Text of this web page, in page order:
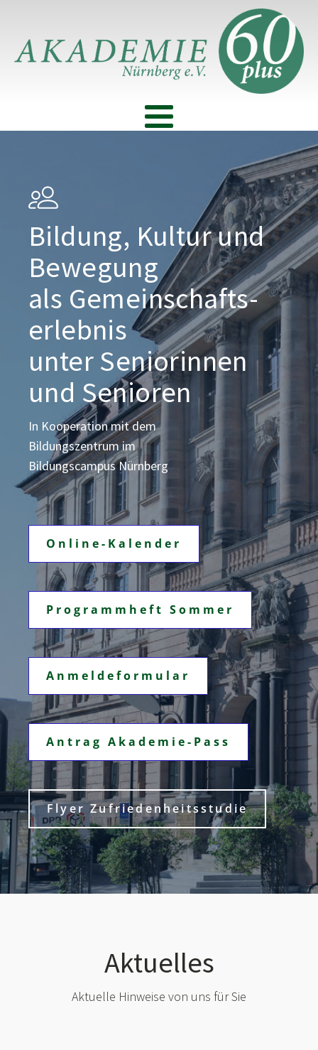
Bildung, Kultur und
Bewegung
als Gemeinschafts­
erlebnis
unter Seniorinnen
und Senioren
In Kooperation mit dem
Bildungszentrumim
Bildungscampus Nürnberg
Online-Kalender
Programmheft Sommer
Anmeldeformular
Antrag Akademie-Pass
Flyer Zufriedenheitsstudie
Aktuelles
Aktuelle Hinweise von uns für Sie